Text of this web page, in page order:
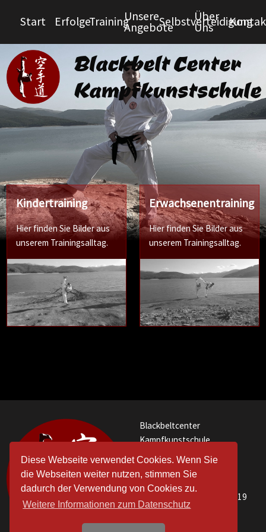
Diese Webseite verwendet Cookies. Wenn Sie
die Webseiten weiter nutzen, stimmen Sie
dadurch der Verwendung von Cookies zu.
Weitere Informationen zum Datenschutz
Start ErfolgeTrainingUnsere
AngeboteSelbstverteidigung
Über
Uns
Blackbelt Center
Kampfkunstschule
Kindertraining
Hier finden Sie Bilder aus
unserem Trainingsalltag.
Erwachsenentraining
Hier finden Sie Bilder aus
unserem Trainingsalltag.
Blackbeltcenter
Kampfkunstschule
Bekim Nuhija
Gartenstraße 27
97228 Rottendorf
Telefon:+49 (152) 29672719